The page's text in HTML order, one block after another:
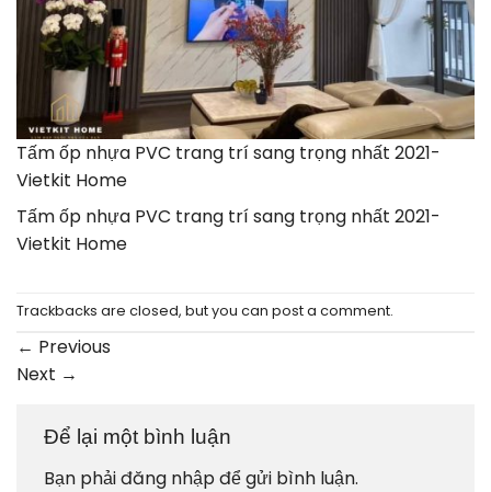
Tấm ốp nhựa PVC trang trí sang trọng nhất 2021-
Vietkit Home
Tấm ốp nhựa PVC trang trí sang trọng nhất 2021-
Vietkit Home
Trackbacks are closed, but you can post a comment.
← Previous
Next →
Để lại một bình luận
Bạn phảiđăng nhậpđể gửi bình luận.